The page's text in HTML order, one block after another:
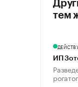
тем
ИП